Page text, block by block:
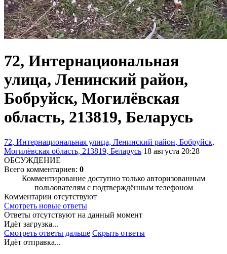
72, Интернациональная
улица, Ленинский район,
Бобруйск, Могилёвская
область, 213819, Беларусь
72, Интернациональная улица, Ленинский район, Бобруйск,
Могилёвская область, 213819, Беларусь 18 августа 20:28
ОБСУЖДЕНИЕ
Всего комментариев: 0
Комментирование доступно только авторизованным
пользователям с подтверждённым телефоном
Комментарии отсутствуют
Смотреть новые ответы
Ответы отсутствуют на данный момент
Идёт загрузка...
Смотреть ответы дальше Скрыть ответы
Идёт отправка...